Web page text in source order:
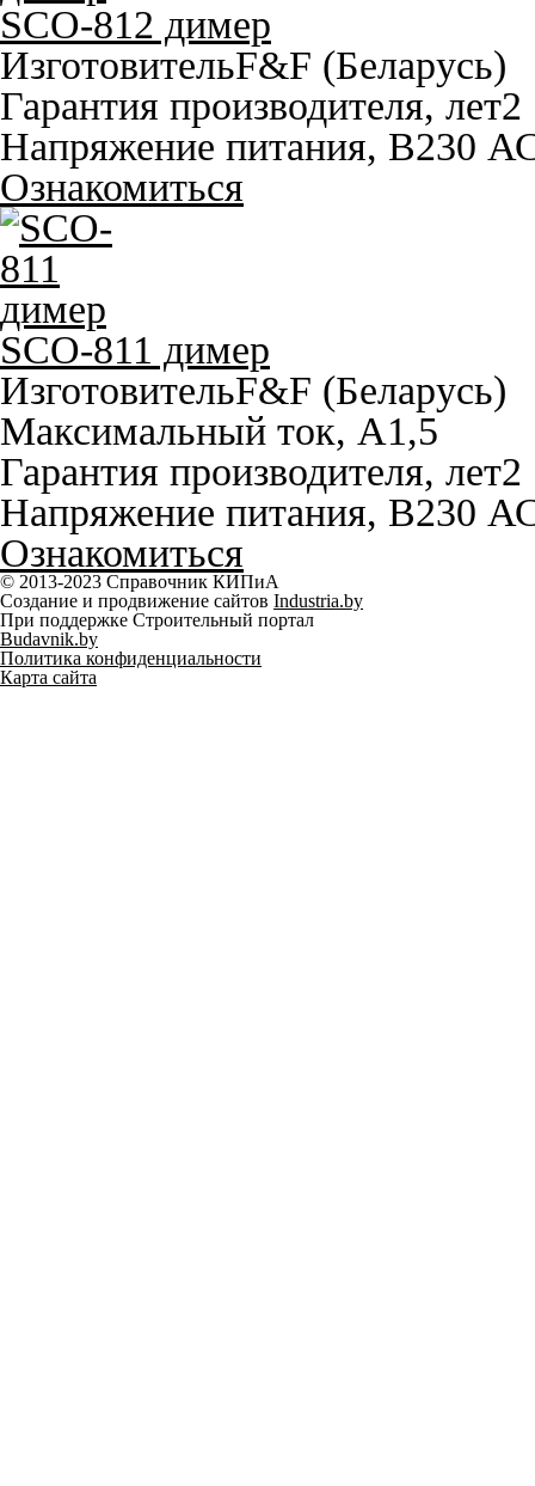
SCO-812 димер
ИзготовительF&F (Беларусь)
Гарантия производителя, лет2
Напряжение питания, В230
Ознакомиться
SCO-811 димер
ИзготовительF&F (Беларусь)
Максимальный ток, A1,5
Гарантия производителя, лет2
Напряжение питания, В230
Ознакомиться
© 2013-2023 Справочник КИПиА
Создание и продвижение сайтов Industria.by
При поддержке Строительный портал
Budavnik.by
Политика конфиденциальности
Карта сайта